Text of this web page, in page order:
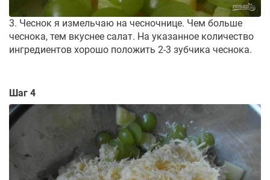
3. Чеснок я измельчаю на чесночнице. Чем больше
чеснока, тем вкуснее салат. На указанное количество
ингредиентов хорошо положить 2-3 зубчика чеснока.
Шаг 4